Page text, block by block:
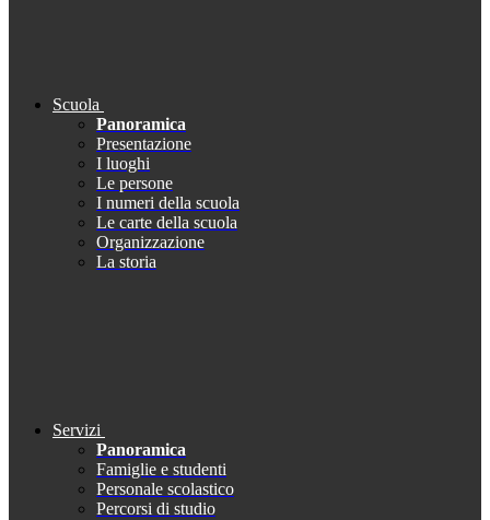
Scuola
Panoramica
Presentazione
I luoghi
Le persone
I numeri della scuola
Le carte della scuola
Organizzazione
La storia
Servizi
Panoramica
Famiglie e studenti
Personale scolastico
Percorsi di studio